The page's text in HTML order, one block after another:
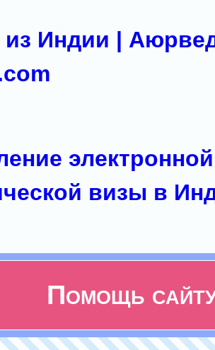
Индии |
электронной
визы в
Помощь